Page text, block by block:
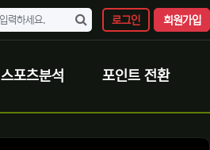
로그인 회원가입
스포츠분석 포인트 전환